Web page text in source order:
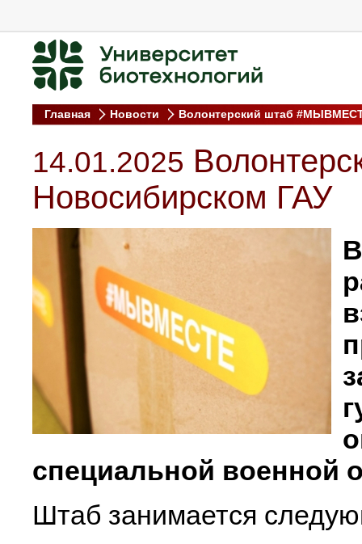
Главная Новости Волонтерский штаб
14.01.2025
Новосибирском ГАУ
специальной военной
Штаб занимается